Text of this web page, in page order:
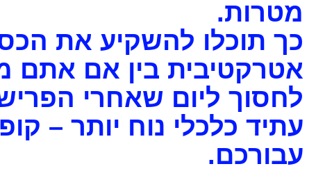
מטרות.
כך תוכלו להשקיע את
אטרקטיבית בין אם אתם
לחסוך ליום שאחרי
עתיד כלכלי נוח יותר –
עבורכם.